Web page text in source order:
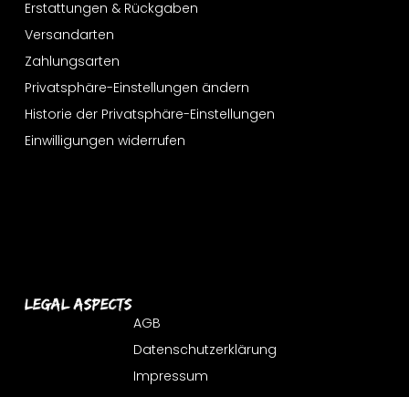
Erstattungen & Rückgaben
Versandarten
Zahlungsarten
Privatsphäre-Einstellungen ändern
Historie der Privatsphäre-Einstellungen
Einwilligungen widerrufen
Legal Aspects
AGB
Datenschutzerklärung
Impressum